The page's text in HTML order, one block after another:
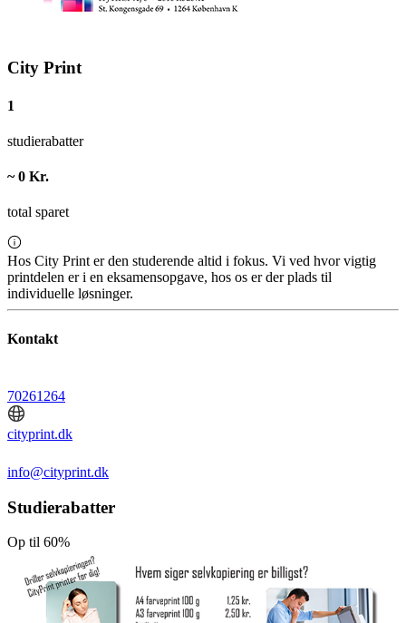
City Print
1
studierabatter
~ 0 Kr.
total sparet
Hos City Print er den studerende altid i fokus. Vi ved hvor vigtig
printdelen er i en eksamensopgave, hos os er der plads til
individuelle løsninger.
Kontakt
70261264
cityprint.dk
info@cityprint.dk
Studierabatter
Op til 60%